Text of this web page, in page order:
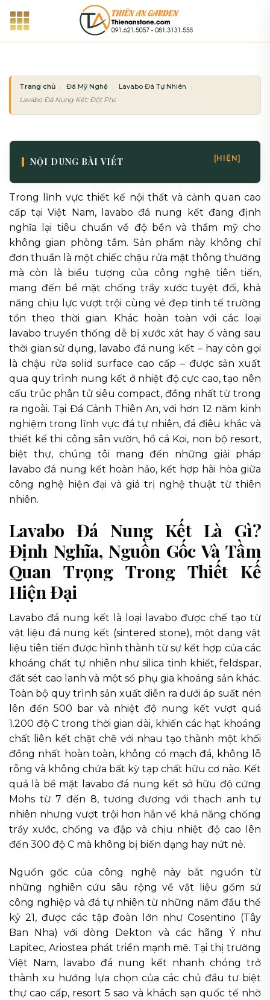
qua
Trang chủ Đá Mỹ Nghệ
Lavabo Đá Tự Nhiên
Lavabo Đá Nung Kết: Đột Phá Công Nghệ Cho Bề Mặt Chống Trầy Xước
NỘI DUNG BÀI VIẾT [HIỆN]
Trong lĩnh vực thiết kế nội thất và cảnh quan cao
cấp tại Việt Nam, lavabo đá nung kết đang định
nghĩa lại tiêu chuẩn về độ bền và thẩm mỹ cho
không gian phòng tắm. Sản phẩm này không chỉ
đơn thuần là một chiếc chậu rửa mặt thông thường
mà còn là biểu tượng của công nghệ tiên tiến,
mang đến bề mặt chống trầy xước tuyệt đối, khả
năng chịu lực vượt trội cùng vẻ đẹp tinh tế trường
tồn theo thời gian. Khác hoàn toàn với các loại
lavabo truyền thống dễ bị xước xát hay ố vàng sau
thời gian sử dụng, lavabo đá nung kết – hay còn gọi
là chậu rửa solid surface cao cấp – được sản xuất
qua quy trình nung kết ở nhiệt độ cực cao, tạo nên
cấu trúc phân tử siêu compact, đồng nhất từ trong
ra ngoài. Tại Đá Cảnh Thiên An, với hơn 12 năm kinh
nghiệm trong lĩnh vực đá tự nhiên, đá điêu khắc và
thiết kế thi công sân vườn, hồ cá Koi, non bộ resort,
biệt thự, chúng tôi mang đến những giải pháp
lavabo đá nung kết hoàn hảo, kết hợp hài hòa giữa
công nghệ hiện đại và giá trị nghệ thuật từ thiên
nhiên.
Lavabo Đá Nung Kết Là Gì?
Định Nghĩa, Nguồn Gốc Và Tầm
Quan Trọng Trong Thiết Kế
Hiện Đại
Lavabo đá nung kết là loại lavabo được chế tạo từ
vật liệu đá nung kết (sintered stone), một dạng vật
liệu tiên tiến được hình thành từ sự kết hợp của các
khoáng chất tự nhiên như silica tinh khiết, feldspar,
đất sét cao lanh và một số phụ gia khoáng sản khác.
Toàn bộ quy trình sản xuất diễn ra dưới áp suất nén
lên đến 500 bar và nhiệt độ nung kết vượt quá
1.200 độ C trong thời gian dài, khiến các hạt khoáng
chất liên kết chặt chẽ với nhau tạo thành một khối
đồng nhất hoàn toàn, không có mạch đá, không lỗ
rỗng và không chứa bất kỳ tạp chất hữu cơ nào. Kết
quả là bề mặt lavabo đá nung kết sở hữu độ cứng
Mohs từ 7 đến 8, tương đương với thạch anh tự
nhiên nhưng vượt trội hơn hẳn về khả năng chống
trầy xước, chống va đập và chịu nhiệt độ cao lên
đến 300 độ C mà không bị biến dạng hay nứt nẻ.
Nguồn gốc của công nghệ này bắt nguồn từ
những nghiên cứu sâu rộng về vật liệu gốm sứ
công nghiệp và đá tự nhiên từ những năm đầu thế
kỷ 21, được các tập đoàn lớn như Cosentino (Tây
Ban Nha) với dòng Dekton và các hãng Ý như
Lapitec, Ariostea phát triển mạnh mẽ. Tại thị trường
Việt Nam, lavabo đá nung kết nhanh chóng trở
thành xu hướng lựa chọn của các chủ đầu tư biệt
thự cao cấp, resort 5 sao và khách sạn quốc tế nhờ